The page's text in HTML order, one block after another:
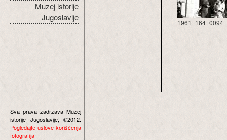
Muzej istorije
Jugoslavije
Sva prava zadržava Muzej
istorije Jugoslavije, ©2012.
Pogledajte uslove korišćenja
fotografija
1961_164_0094